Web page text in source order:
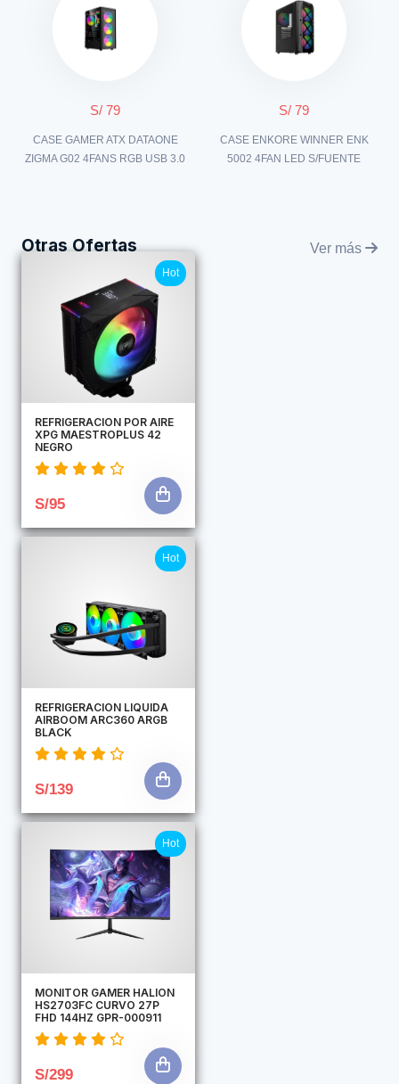
S/ 79
CASE GAMER ATX DATAONE
ZIGMA G02 4FANS RGB USB 3.0
S/ 79
CASE ENKORE WINNER ENK
5002 4FAN LED S/FUENTE
Otras Ofertas Ver más
Hot
REFRIGERACION POR AIRE
XPG MAESTROPLUS 42
NEGRO
S/95
Hot
REFRIGERACION LIQUIDA
AIRBOOM ARC360 ARGB
BLACK
S/139
Hot
MONITOR GAMER HALION
HS2703FC CURVO 27P
FHD 144HZ GPR-000911
S/299